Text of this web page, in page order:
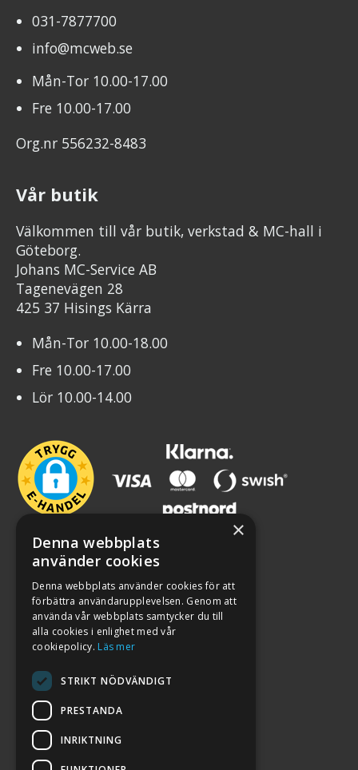
031-7877700
info@mcweb.se
Mån-Tor 10.00-17.00
Fre 10.00-17.00
Org.nr 556232-8483
Vår butik
Välkommen till vår butik, verkstad & MC-hall i
Göteborg.
Johans MC-Service AB
Tagenevägen 28
425 37 Hisings Kärra
Mån-Tor 10.00-18.00
Fre 10.00-17.00
Lör 10.00-14.00
2026. ALL RIGHTS RESERVED.
×
Denna webbplats
använder cookies
Denna webbplats använder cookies för att
förbättra användarupplevelsen. Genom att
använda vår webbplats samtycker du till
alla cookies i enlighet med vår
cookiepolicy. Läs mer
STRIKT NÖDVÄNDIGT
PRESTANDA
INRIKTNING